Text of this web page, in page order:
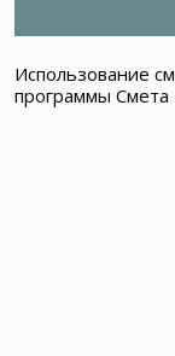
Использование
программы Смета